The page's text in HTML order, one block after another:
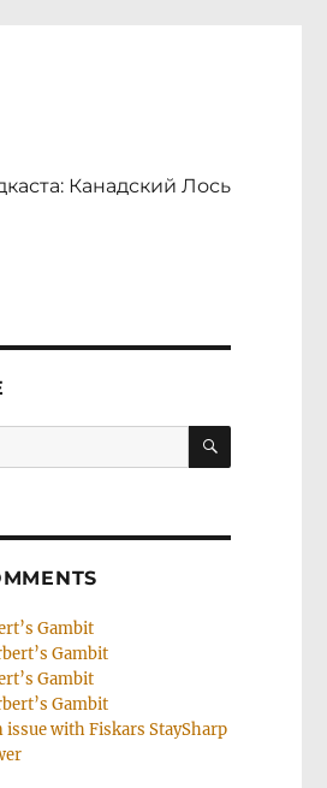
Канадский Лось
SEARCH
Gambit
Gambit
Gambit
Gambit
issue with Fiskars StaySharp